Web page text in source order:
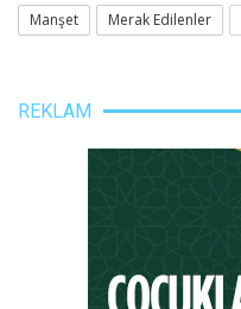
Manşet
Merak Edilenler
REKLAM